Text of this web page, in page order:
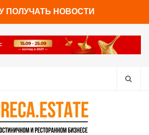
ПОЛУЧАТЬ НОВОСТИ